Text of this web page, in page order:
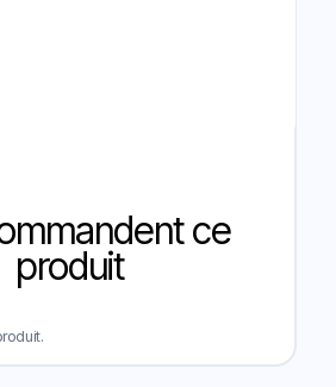
ce
produit